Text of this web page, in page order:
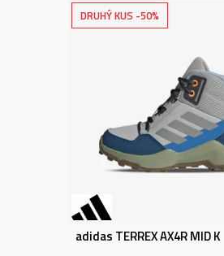
DRUHÝ KUS -50%
adidas TERREX AX4R MID K